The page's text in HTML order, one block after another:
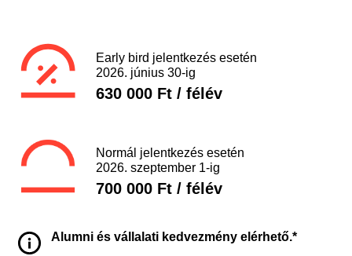
Early bird jelentkezés esetén
2026. június 30-ig
630 000 Ft / félév
Normál jelentkezés esetén
2026. szeptember 1-ig
700 000 Ft / félév
Alumni és vállalati kedvezmény elérhető.*